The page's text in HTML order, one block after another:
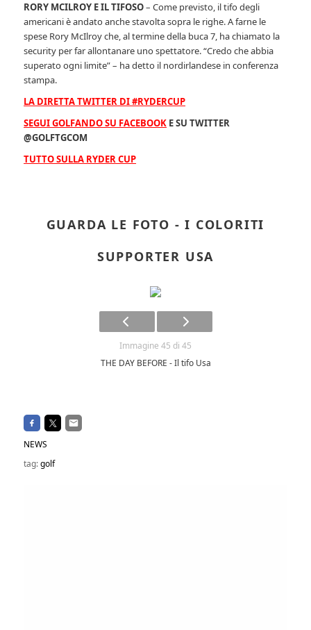
RORY MCILROY E IL TIFOSO– Come previsto, il tifo degli
americani è andato anche stavolta sopra le righe. A farne le
spese Rory McIlroy che, al termine della buca 7, ha chiamato la
security per far allontanare uno spettatore. “Credo che abbia
superato ogni limite” – ha detto il nordirlandese in conferenza
stampa.
LA DIRETTA TWITTER DI #RYDERCUP
SEGUI GOLFANDO SU FACEBOOK E SU TWITTER
@GOLFTGCOM
TUTTO SULLA RYDER CUP
GUARDA LE FOTO - I COLORITI
SUPPORTER USA
Immagine 45 di 45
THE DAY BEFORE - Il tifo Usa
NEWS
tag:golf